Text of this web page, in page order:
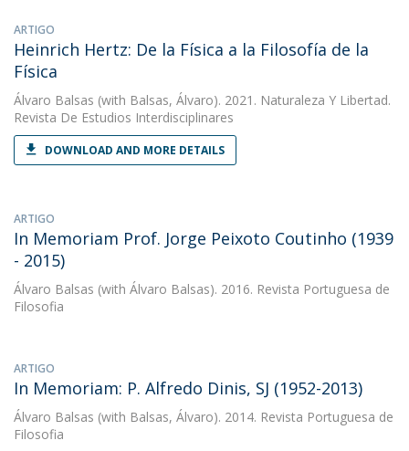
ARTIGO
Heinrich Hertz: De la Física a la Filosofía de la
Física
Álvaro Balsas (with Balsas, Álvaro). 2021. Naturaleza Y Libertad.
Revista De Estudios Interdisciplinares
DOWNLOAD AND MORE DETAILS
ARTIGO
In Memoriam Prof. Jorge Peixoto Coutinho (1939
- 2015)
Álvaro Balsas (with Álvaro Balsas). 2016. Revista Portuguesa de
Filosofia
ARTIGO
In Memoriam: P. Alfredo Dinis, SJ (1952-2013)
Álvaro Balsas (with Balsas, Álvaro). 2014. Revista Portuguesa de
Filosofia